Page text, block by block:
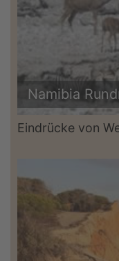
Namibia
Eindrücke von